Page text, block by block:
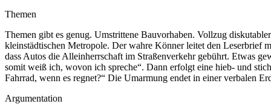
Themen
Themen gibt es genug. Umstrittene Bauvorhaben. Vollzug
kleinstädtischen Metropole. Der wahre Könner leitet den Leserbrief
dass Autos die Alleinherrschaft im Straßenverkehr gebührt. Etwas
somit weiß ich, wovon ich spreche“. Dann erfolgt eine hieb- und
Fahrrad, wenn es regnet?“ Die Umarmung endet in einer verbalen
Argumentation